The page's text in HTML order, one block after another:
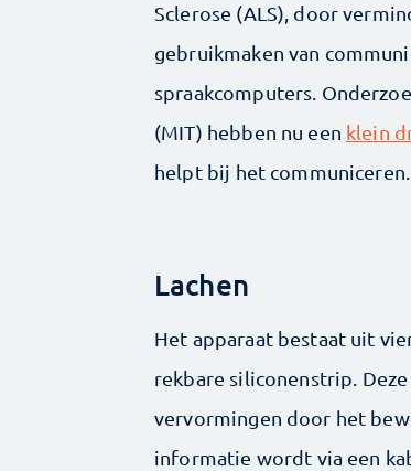
Sclerose (ALS), door
gebruikmaken van
spraakcomputers.
(MIT) hebben nu een klein
helpt bij het communiceren.
Lachen
Het apparaat bestaat uit
rekbare siliconenstrip.
vervormingen door het
informatie wordt via een